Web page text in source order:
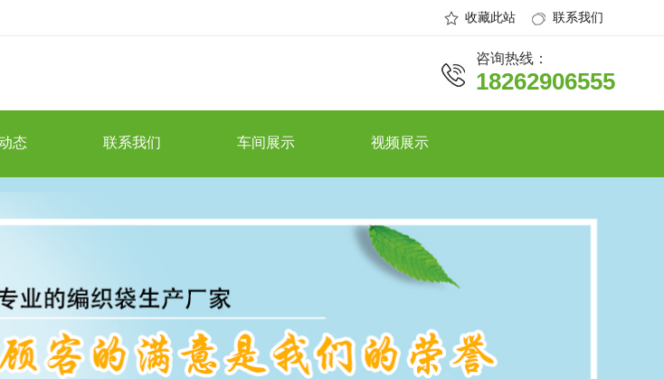
收藏此站 联系我们
咨询热线：
18262906555
态 联系我们 车间展示 视频展示